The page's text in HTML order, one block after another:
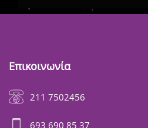
Επικοινωνία
211 7502456
693 690 85 37